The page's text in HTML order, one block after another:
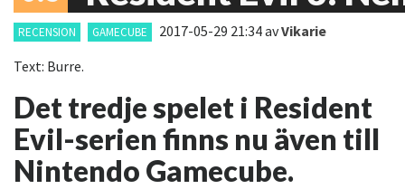
RECENSION GAMECUBE 2017-05-29 21:34avVikarie
Text: Burre.
Det tredje spelet i Resident
Evil-serien finns nu även till
Nintendo Gamecube.